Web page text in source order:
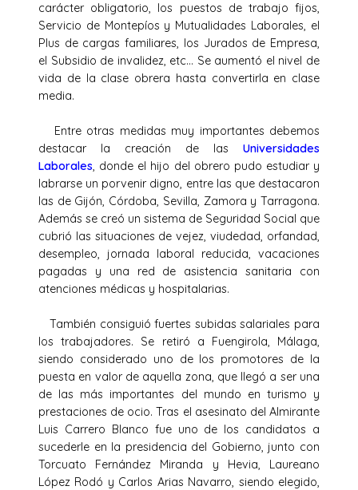
carácter obligatorio, los puestos de trabajo fijos,
Servicio de Montepíos y Mutualidades Laborales, el
Plus de cargas familiares, los Jurados de Empresa,
el Subsidio de invalidez, etc… Se aumentó el nivel de
vida de la clase obrera hasta convertirla en clase
media.
Entre otras medidas muy importantes debemos
destacar la creación de las Universidades
Laborales, donde el hijo del obrero pudo estudiar y
labrarse un porvenir digno, entre las que destacaron
las de Gijón, Córdoba, Sevilla, Zamora y Tarragona.
Además se creó un sistema de Seguridad Social que
cubrió las situaciones de vejez, viudedad, orfandad,
desempleo, jornada laboral reducida, vacaciones
pagadas y una red de asistencia sanitaria con
atenciones médicas y hospitalarias.
También consiguió fuertes subidas salariales para
los trabajadores. Se retiró a Fuengirola, Málaga,
siendo considerado uno de los promotores de la
puesta en valor de aquella zona, que llegó a ser una
de las más importantes del mundo en turismo y
prestaciones de ocio. Tras el asesinato del Almirante
Luis Carrero Blanco fue uno de los candidatos a
sucederle en la presidencia del Gobierno, junto con
Torcuato Fernández Miranda y Hevia, Laureano
López Rodó y Carlos Arias Navarro, siendo elegido,